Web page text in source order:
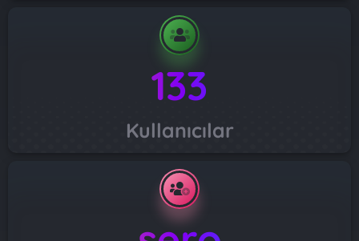
133
Kullanıcılar